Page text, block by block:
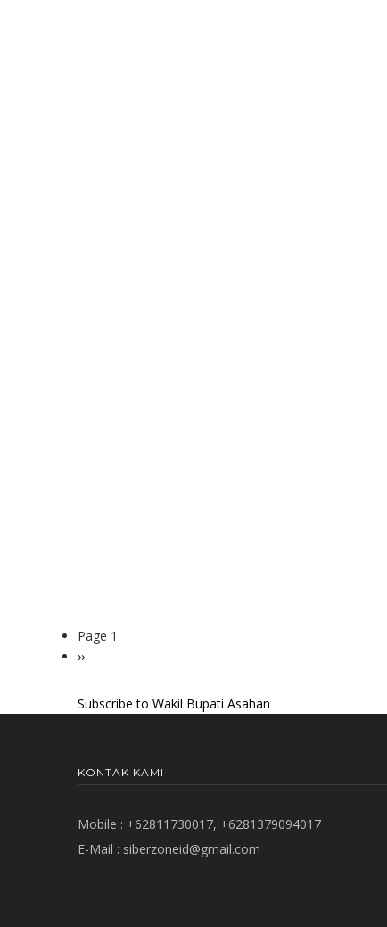
Pagination
Page 1
Next
››
Subscribe to Wakil Bupati Asahan
KONTAK KAMI
Mobile : +62811730017, +6281379094017
E-Mail : siberzoneid@gmail.com